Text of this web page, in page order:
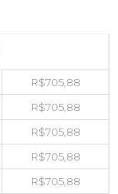
R$705,88
R$705,88
R$705,88
R$705,88
R$705,88